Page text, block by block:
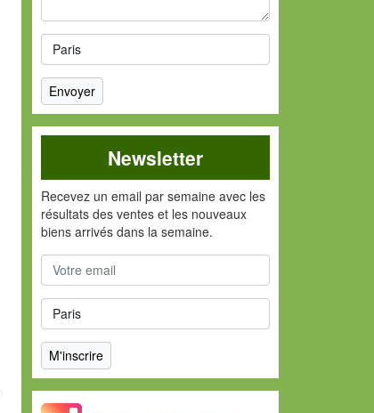
Newsletter
Recevez un email par semaine avec les
résultats des ventes et les nouveaux
biens arrivés dans la semaine.